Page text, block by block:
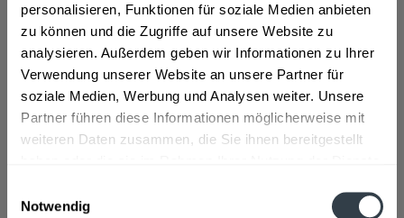
personalisieren, Funktionen für soziale Medien anbieten
zu können und die Zugriffe auf unsere Website zu
analysieren. Außerdem geben wir Informationen zu Ihrer
Verwendung unserer Website an unsere Partner für
soziale Medien, Werbung und Analysen weiter. Unsere
Partner führen diese Informationen möglicherweise mit
weiteren Daten zusammen, die Sie ihnen bereitgestellt
Notwendig
In den Warenkorb
Artikel-Nr.:
24381
Beschreibung
mehr